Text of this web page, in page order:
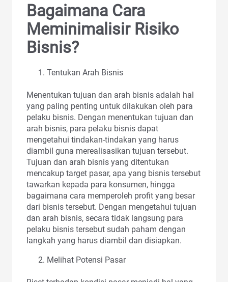
Bagaimana Cara
Meminimalisir Risiko
Bisnis?
Tentukan Arah Bisnis
Menentukan tujuan dan arah bisnis adalah hal
yang paling penting untuk dilakukan oleh para
pelaku bisnis. Dengan menentukan tujuan dan
arah bisnis, para pelaku bisnis dapat
mengetahui tindakan-tindakan yang harus
diambil guna merealisasikan tujuan tersebut.
Tujuan dan arah bisnis yang ditentukan
mencakup target pasar, apa yang bisnis tersebut
tawarkan kepada para konsumen, hingga
bagaimana cara memperoleh profit yang besar
dari bisnis tersebut. Dengan mengetahui tujuan
dan arah bisnis, secara tidak langsung para
pelaku bisnis tersebut sudah paham dengan
langkah yang harus diambil dan disiapkan.
Melihat Potensi Pasar